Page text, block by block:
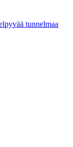
tunnelmaa